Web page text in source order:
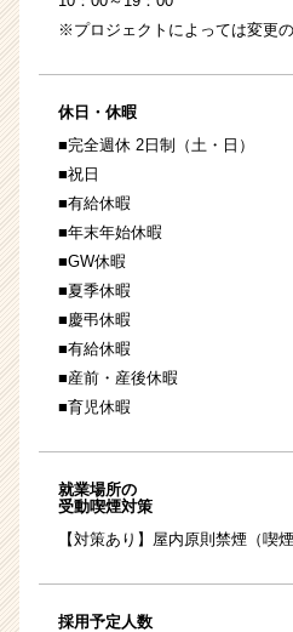
※プロジェクトによっては変更の
休日・休暇
■完全週休 2日制（土・日）
■祝日
■有給休暇
■年末年始休暇
■GW休暇
■夏季休暇
■慶弔休暇
■有給休暇
■産前・産後休暇
■育児休暇
就業場所の
受動喫煙対策
【対策あり】屋内原則禁煙（喫
採用予定人数